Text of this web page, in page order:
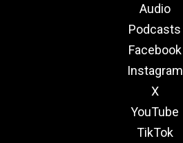
Audio
Podcasts
Facebook
Instagram
X
YouTube
TikTok